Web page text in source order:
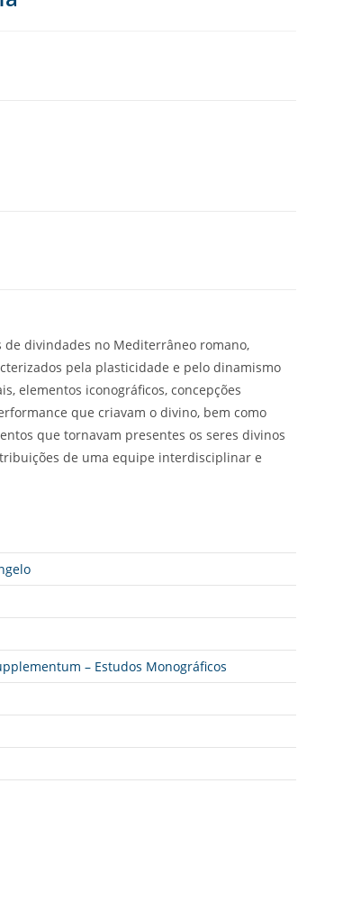
de divindades no Mediterrâneo romano,
pela plasticidade e pelo dinamismo
elementos iconográficos, concepções
que criavam o divino, bem como
que tornavam presentes os seres divinos
de uma equipe interdisciplinar e
– Estudos Monográficos